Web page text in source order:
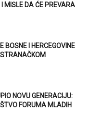
MISLE DA ĆE PREVARA
BOSNE I HERCEGOVINE
NOVU GENERACIJU:
FORUMA MLADIH